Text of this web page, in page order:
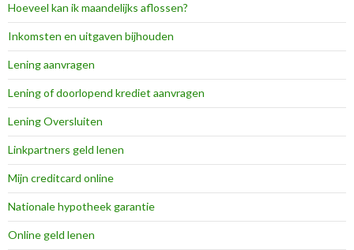
Hoeveel kan ik maandelijks aflossen?
Inkomsten en uitgaven bijhouden
Lening aanvragen
Lening of doorlopend krediet aanvragen
Lening Oversluiten
Linkpartners geld lenen
Mijn creditcard online
Nationale hypotheek garantie
Online geld lenen